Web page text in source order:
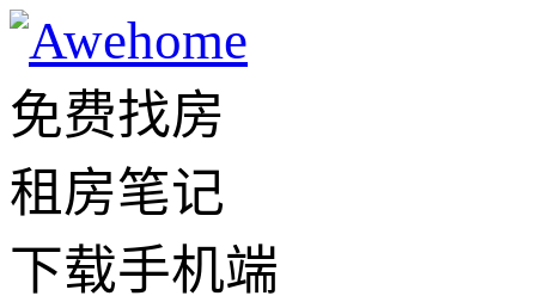
免费找房
租房笔记
下载手机端